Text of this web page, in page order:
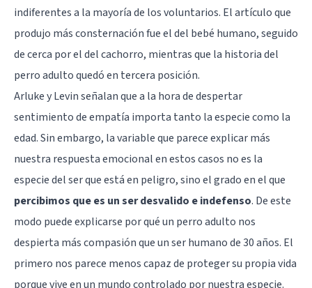
indiferentes a la mayoría de los voluntarios. El artículo que
produjo más consternación fue el del bebé humano, seguido
de cerca por el del cachorro, mientras que la historia del
perro adulto quedó en tercera posición.
Arluke y Levin señalan que a la hora de despertar
sentimiento de empatía importa tanto la especie como la
edad. Sin embargo, la variable que parece explicar más
nuestra respuesta emocional en estos casos no es la
especie del ser que está en peligro, sino el grado en el que
percibimos que es un ser desvalido e indefenso. De este
modo puede explicarse por qué un perro adulto nos
despierta más compasión que un ser humano de 30 años. El
primero nos parece menos capaz de proteger su propia vida
porque vive en un mundo controlado por nuestra especie.